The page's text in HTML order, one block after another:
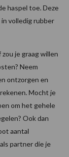
haspel toe. Deze
volledig rubber
je graag willen
Neem
ontzorgen en
Mocht je
om het gehele
Ook dan
aantal
partner die je